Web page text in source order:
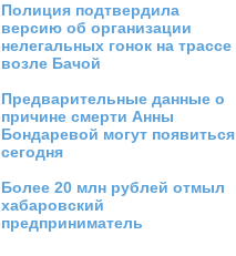
Полиция подтвердила
версию об организации
нелегальных гонок на трассе
возле Бачой
Предварительные данные о
причине смерти Анны
Бондаревой могут появиться
сегодня
Более 20 млн рублей отмыл
хабаровский
предприниматель